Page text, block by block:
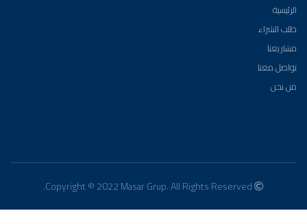
الرئيسية
طلب الشراء
مشاريعنا
تواصل معنا
من نحن
Copyright © 2022 Masar Grup. All Rights Reserved.